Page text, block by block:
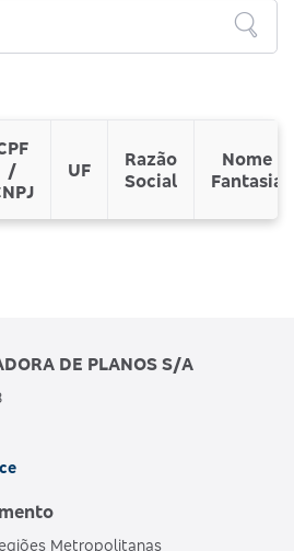
/
UF
Razão
Social
Nome
Fantasia
DE PLANOS S/A
Metropolitanas